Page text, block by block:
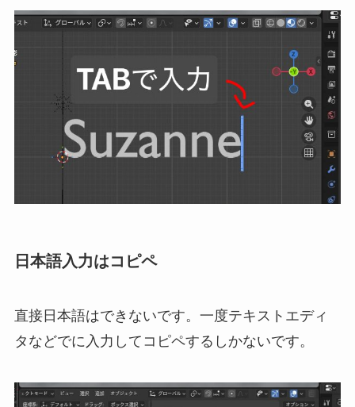
日本語入力はコピペ
直接日本語はできないです。一度テキストエディ
タなどでに入力してコピペするしかないです。